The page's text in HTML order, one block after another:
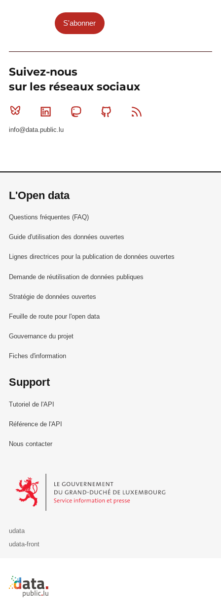
S'abonner
Suivez-nous
sur les réseaux sociaux
Bluesky Linkedin MastodonGithub
info@data.public.lu
L'Open data
Questions fréquentes (FAQ)
Guide d'utilisation des données ouvertes
Lignes directrices pour la publication de données ouvertes
Demande de réutilisation de données publiques
Stratégie de données ouvertes
Feuille de route pour l'open data
Gouvernance du projet
Fiches d'information
Support
Tutoriel de l'API
Référence de l'API
Nous contacter
Le Gouvernement du Grand-Duché de Luxembourg - Service
udata
udata-front
Retour à l'accueil de data.public.lu